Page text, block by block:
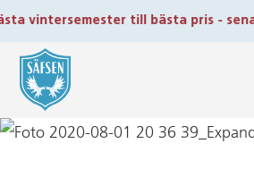
till bästa pris - senast 30